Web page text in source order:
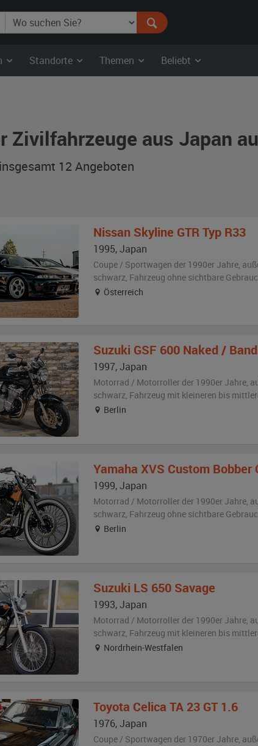
Standorte Themen Beliebt
Zivilfahrzeuge aus Japan
12Angeboten
Nissan Skyline GTR Typ R33
1995,Japan
Coupe / Sportwagen der 1990er Jahre,
schwarz, Fahrzeug ohne sichtbare
Österreich
Suzuki GSF 600 Naked /
1997,Japan
Motorrad / Motorroller der 1990er Jahre,
schwarz, Fahrzeug mit kleineren bis
Berlin
Yamaha XVS Custom Bobber
1999,Japan
Motorrad / Motorroller der 1990er Jahre,
schwarz, Fahrzeug ohne sichtbare
Berlin
Suzuki LS 650 Savage
1993,Japan
Motorrad / Motorroller der 1990er Jahre,
schwarz, Fahrzeug mit kleineren bis
Nordrhein-Westfalen
Toyota Celica TA 23 GT 1.6
1976,Japan
Coupe / Sportwagen der 1970er Jahre,